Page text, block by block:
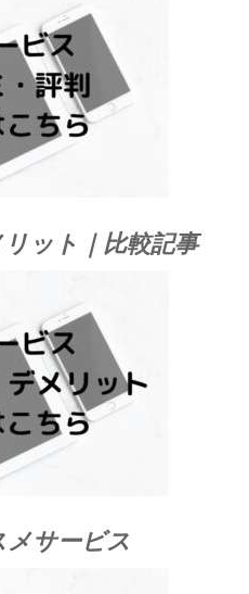
ット｜比較記事
メサービス